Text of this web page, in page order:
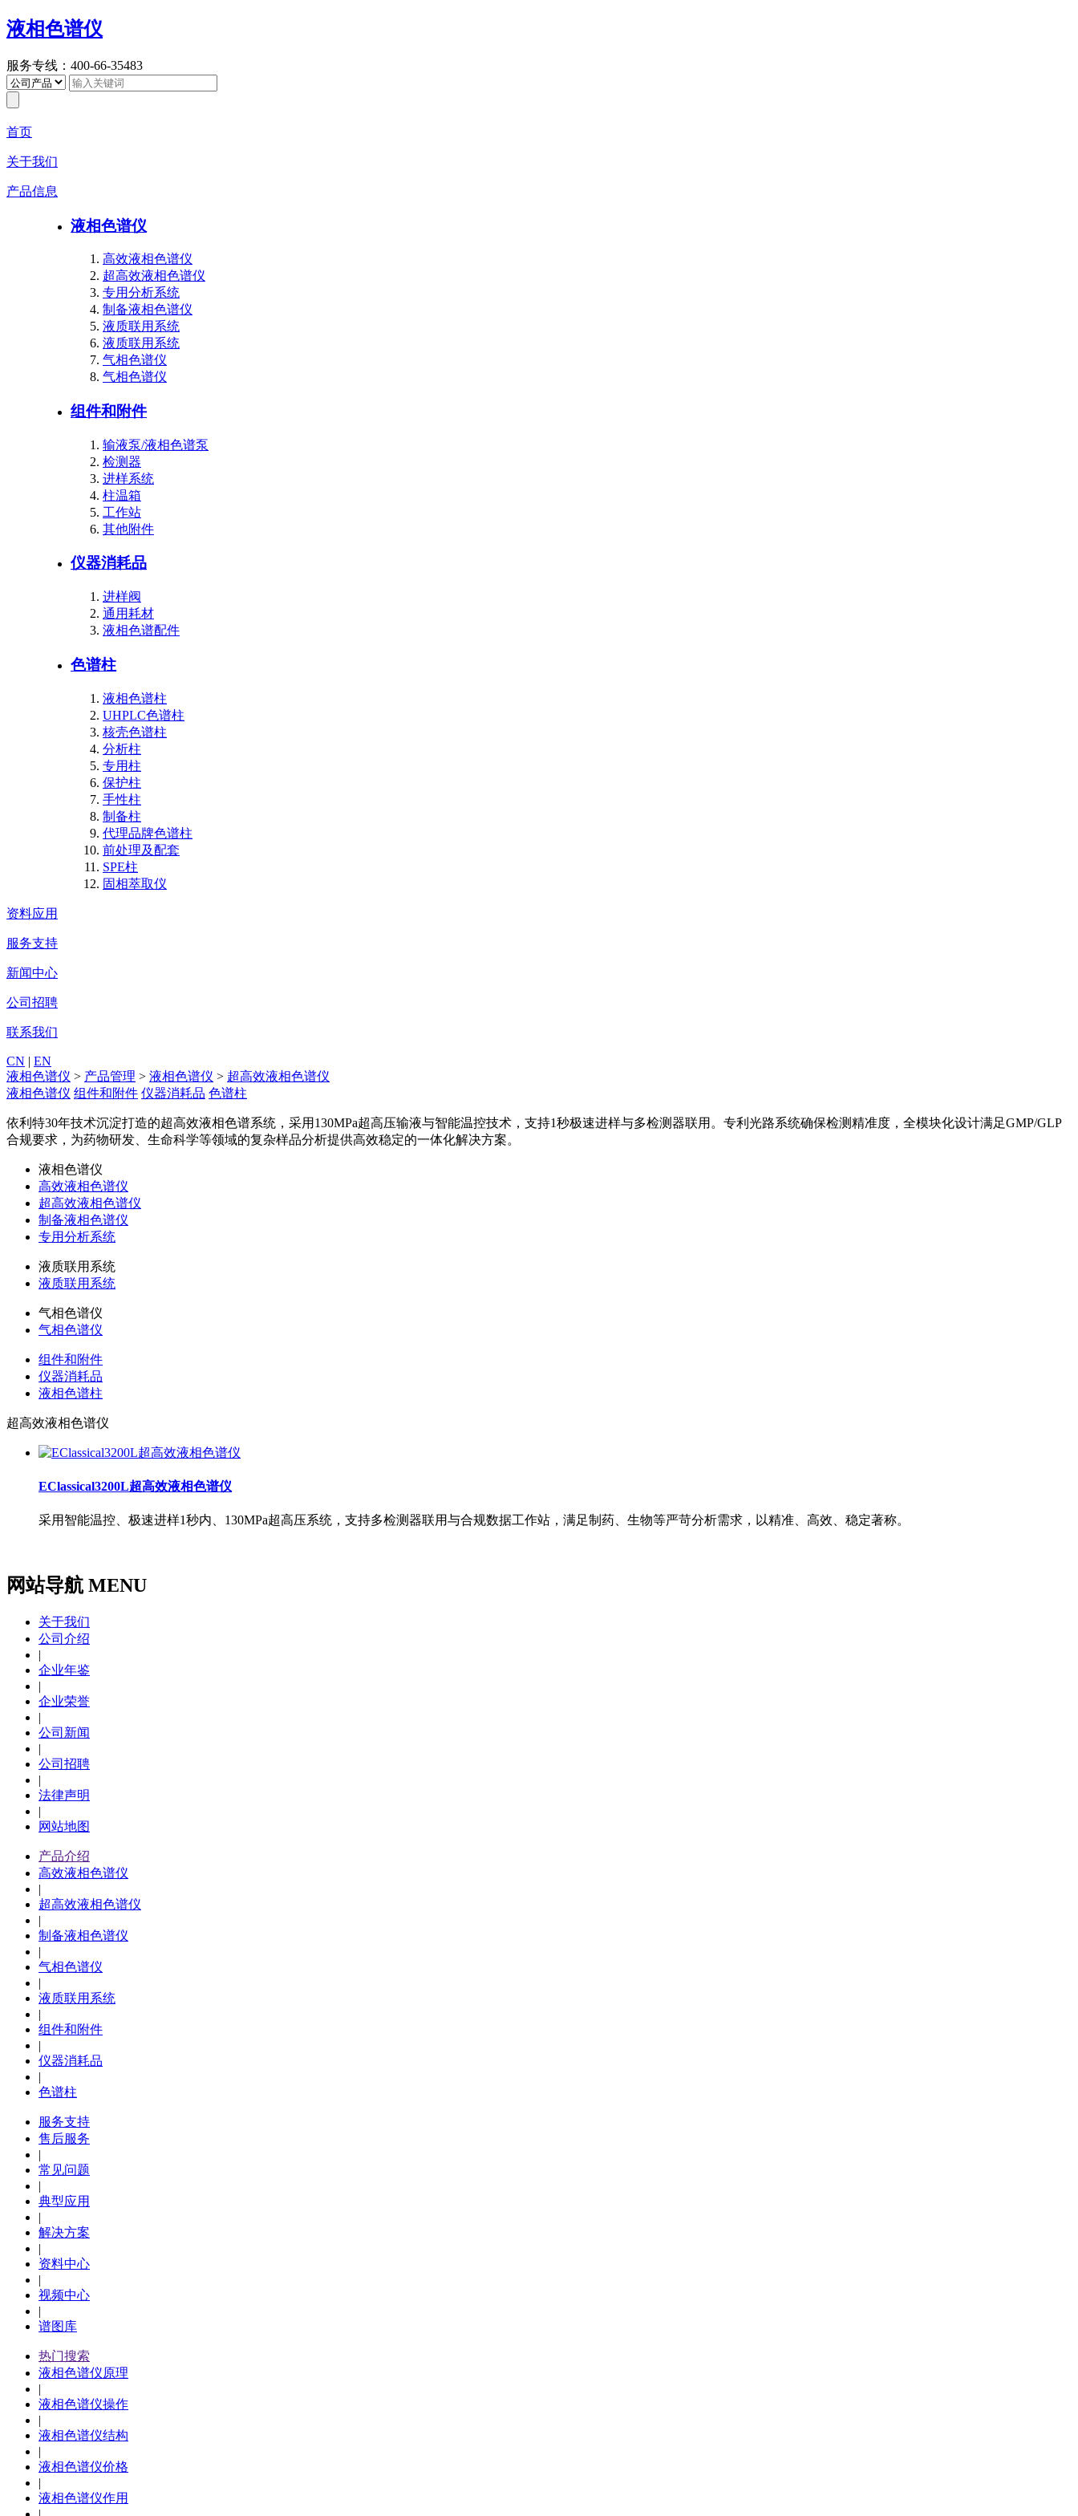
液相色谱仪
服务专线：400-66-35483
首页
关于我们
产品信息
液相色谱仪
高效液相色谱仪
超高效液相色谱仪
专用分析系统
制备液相色谱仪
液质联用系统
液质联用系统
气相色谱仪
气相色谱仪
组件和附件
输液泵/液相色谱泵
检测器
进样系统
柱温箱
工作站
其他附件
仪器消耗品
进样阀
通用耗材
液相色谱配件
色谱柱
液相色谱柱
UHPLC色谱柱
核壳色谱柱
分析柱
专用柱
保护柱
手性柱
制备柱
代理品牌色谱柱
前处理及配套
SPE柱
固相萃取仪
资料应用
服务支持
新闻中心
公司招聘
联系我们
CN | EN
液相色谱仪 > 产品管理 > 液相色谱仪 > 超高效液相色谱仪
液相色谱仪 组件和附件 仪器消耗品 色谱柱
依利特30年技术沉淀打造的超高效液相色谱系统，采用130MPa超高压输液与智能温控技术，支持1秒极速进样与多检测器联用。专利光路系统确保检测精准度，全模块化设计满足GMP/GLP
合规要求，为药物研发、生命科学等领域的复杂样品分析提供高效稳定的一体化解决方案。
液相色谱仪
高效液相色谱仪
超高效液相色谱仪
制备液相色谱仪
专用分析系统
液质联用系统
液质联用系统
气相色谱仪
气相色谱仪
组件和附件
仪器消耗品
液相色谱柱
超高效液相色谱仪
EClassical3200L超高效液相色谱仪
采用智能温控、极速进样1秒内、130MPa超高压系统，支持多检测器联用与合规数据工作站，满足制药、生物等严苛分析需求，以精准、高效、稳定著称。
网站导航 MENU
关于我们
公司介绍
|
企业年鉴
|
企业荣誉
|
公司新闻
|
公司招聘
|
法律声明
|
网站地图
产品介绍
高效液相色谱仪
|
超高效液相色谱仪
|
制备液相色谱仪
|
气相色谱仪
|
液质联用系统
|
组件和附件
|
仪器消耗品
|
色谱柱
服务支持
售后服务
|
常见问题
|
典型应用
|
解决方案
|
资料中心
|
视频中心
|
谱图库
热门搜索
液相色谱仪原理
|
液相色谱仪操作
|
液相色谱仪结构
|
液相色谱仪价格
|
液相色谱仪作用